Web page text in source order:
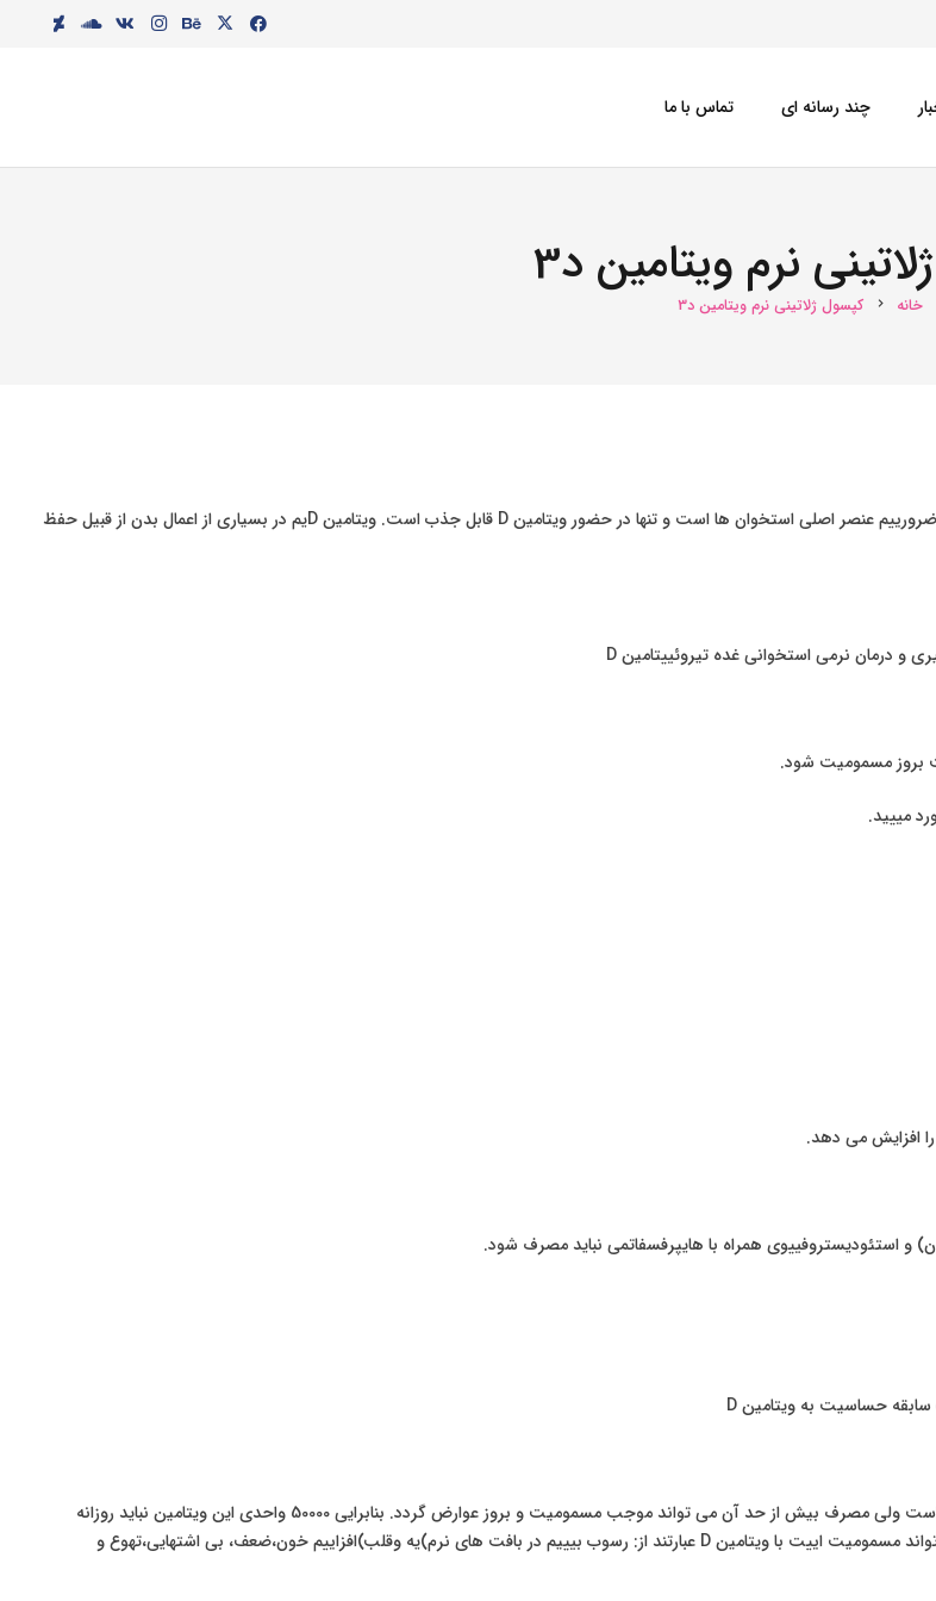
چند رسانه ای تماس با ما
نرم ویتامین د3
خانه chevron_right کپسول ژلاتینی نرم ویتامین د3
عنصر اصلی استخوان ها است و تنها در حضور ویتامینD قابل جذب است. ویتامینDیم در بسیاری از اعمال بدن از قبیل حفظ
و درمان نرمی استخوانی غده تیروئییتامینD
بروز مسمومیت شود.
مییید.
افزایش می دهد.
و استئودیستروفییوی همراه با هایپرفسفاتمی نباید مصرف شود.
حساسیت به ویتامینD
با مقادیر توصیه شده هیچ عارضه ای از مصرف آن گزارش نشده است ولی مصرف بیش از حد آن می تواند موجب مسمومیت و بروز عوارض گردد. بنابرایی 50000 واحدی این ویتامین نباید روزانه
مسمومیت اییت با ویتامینD عبارتند از: رسوب بیییم در بافت های نرم)یه وقلب)افزاییم خون،ضعف، بی اشتهایی،تهوع و